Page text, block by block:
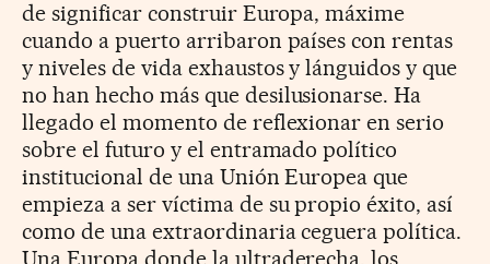
de significar construir Europa, máxime
cuando a puerto arribaron países con rentas
y niveles de vida exhaustos y lánguidos y que
no han hecho más que desilusionarse. Ha
llegado el momento de reflexionar en serio
sobre el futuro y el entramado político
institucional de una Unión Europea que
empieza a ser víctima de su propio éxito, así
como de una extraordinaria ceguera política.
Una Europa donde la ultraderecha, los